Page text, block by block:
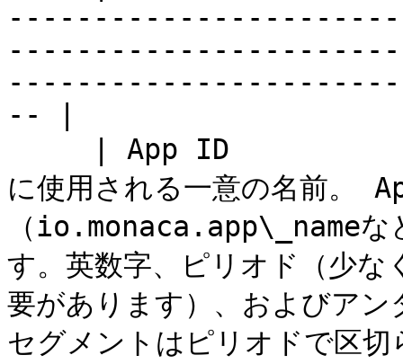
-- |
に使用される一意の名前。
（io.monaca.app\_nameな
す。英数字、ピリオド（少
要があります）、およびア
セグメントはピリオドで区